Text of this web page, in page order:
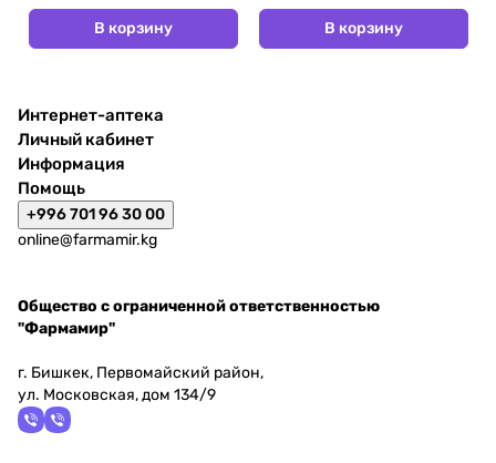
В корзину В корзину
Интернет-аптека
Личный кабинет
Информация
Помощь
+996 701 96 30 00
online@farmamir.kg
Общество с ограниченной ответственностью
"Фармамир"
г. Бишкек, Первомайский район,
ул. Московская, дом 134/9